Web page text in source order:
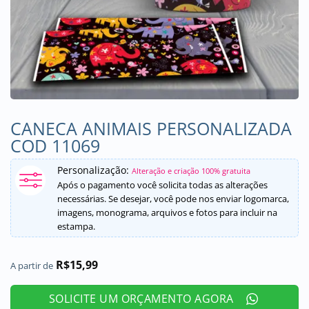
CANECA ANIMAIS PERSONALIZADA
COD 11069
Personalização: Alteração e criação 100% gratuita
Após o pagamento você solicita todas as alterações
necessárias. Se desejar, você pode nos enviar logomarca,
imagens, monograma, arquivos e fotos para incluir na
estampa.
A partir de R$15,99
SOLICITE UM ORÇAMENTO AGORA